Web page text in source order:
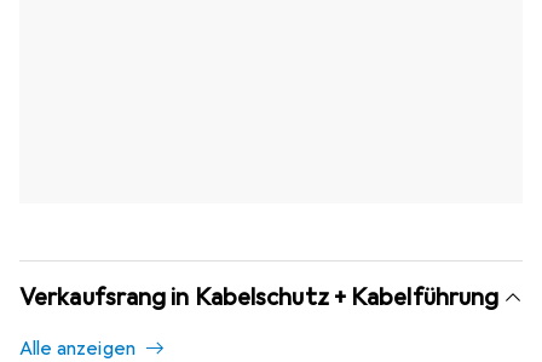
Verkaufsrang in Kabelschutz + Kabelführung
Alle anzeigen